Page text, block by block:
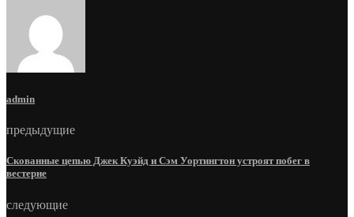
admin
предыдущие
Скованные цепью Джек Куэйд и Сэм Уортингтон устроят побег в
вестерне
следующие